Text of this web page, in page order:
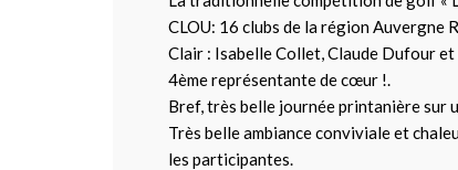
CLOU: 16 clubs de la région Auvergne
Clair : Isabelle Collet, Claude Dufour
4ème représentante de cœur !.
Bref, très belle journée printanière sur
Très belle ambiance conviviale et
les participantes.